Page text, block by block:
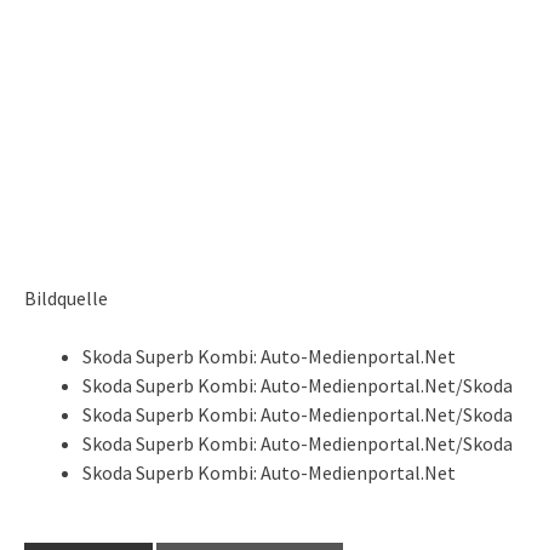
Bildquelle
Skoda Superb Kombi: Auto-Medienportal.Net
Skoda Superb Kombi: Auto-Medienportal.Net/Skoda
Skoda Superb Kombi: Auto-Medienportal.Net/Skoda
Skoda Superb Kombi: Auto-Medienportal.Net/Skoda
Skoda Superb Kombi: Auto-Medienportal.Net